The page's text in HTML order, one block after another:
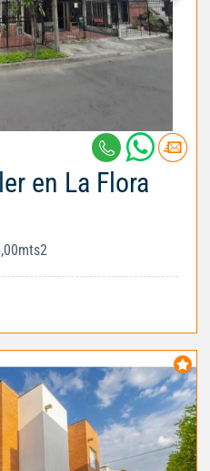
en La Flora